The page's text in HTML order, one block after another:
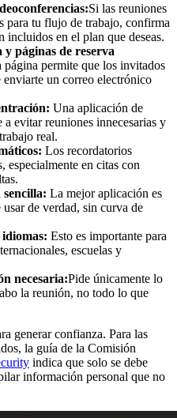
Si las reuniones
para tu flujo de trabajo, confirma
incluidos en el plan que deseas.
y páginas de reserva
página permite que los invitados
un correo electrónico
Una aplicación de
evitar reuniones innecesarias y
real.
Los recordatorios
especialmente en citas con
La mejor aplicación es
de verdad, sin curva de
Esto es importante para
escuelas y
necesaria:Pide únicamente lo
la reunión, no todo lo que
generar confianza. Para las
la guía de la Comisión
indica que solo se debe
información personal que no